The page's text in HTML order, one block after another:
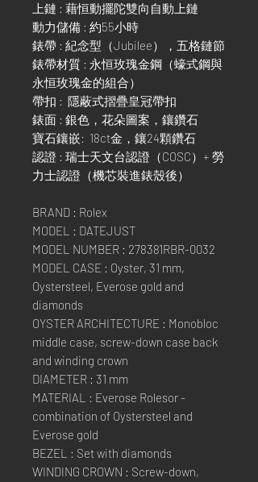
上鏈 : 藉恒動擺陀雙向自動上鏈
動力儲備 : 約55小時
錶帶 : 紀念型（Jubilee），五格鏈節
錶帶材質 : 永恒玫瑰金鋼（蠔式鋼與
永恒玫瑰金的組合）
帶扣 : 隱蔽式摺疊皇冠帶扣
錶面 : 銀色，花朵圖案，鑲鑽石
寶石鑲嵌: 18ct金，鑲24顆鑽石
認證 : 瑞士天文台認證（COSC）+ 勞
力士認證（機芯裝進錶殼後）
BRAND : Rolex
MODEL : DATEJUST
MODEL NUMBER : 278381RBR-0032
MODEL CASE : Oyster, 31 mm,
Oystersteel, Everose gold and
diamonds
OYSTER ARCHITECTURE : Monobloc
middle case, screw-down case back
and winding crown
DIAMETER : 31 mm
MATERIAL : Everose Rolesor -
combination of Oystersteel and
Everose gold
BEZEL : Set with diamonds
WINDING CROWN : Screw-down,